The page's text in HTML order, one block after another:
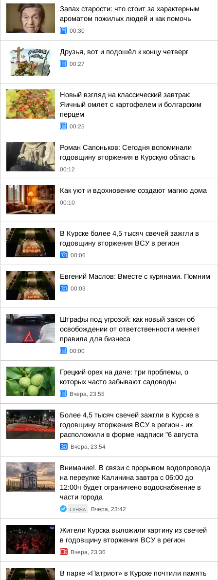
Запах старости: что стоит за характерным
ароматом пожилых людей и как помочь
00:30
Друзья, вот и подошёл к концу четверг
00:27
Новый взгляд на классический завтрак:
Яичный омлет с картофелем и болгарским
перцем
00:25
Роман Сапоньков: Сегодня вспоминали
годовщину вторжения в Курскую область
00:12
Как уют и вдохновение создают магию дома
00:10
В Курске более 4,5 тысяч свечей зажгли в
годовщину вторжения ВСУ в регион
00:06
Евгений Маслов: Вместе с курянами. Помним
00:03
Штрафы под угрозой: как новый закон об
освобождении от ответственности меняет
правила для бизнеса
00:00
Грецкий орех на даче: три проблемы, о
которых часто забывают садоводы
Вчера, 23:55
Более 4,5 тысяч свечей зажгли в Курске в
годовщину вторжения ВСУ в регион - их
расположили в форме надписи "6 августа
Вчера, 23:54
Внимание!. В связи с прорывом водопровода
на переулке Калинина завтра с 06:00 до
12:00ч будет ограничено водоснабжение в
части города
СУНЖА Вчера, 23:42
Жители Курска выложили картину из свечей
в годовщину вторжения ВСУ в регион
Вчера, 23:36
В парке «Патриот» в Курске почтили память